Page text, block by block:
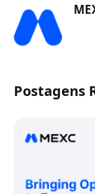
Postagens